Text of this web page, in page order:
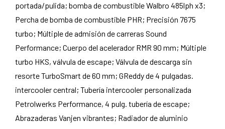
portada/pulida; bomba de combustible Walbro 485lph x3;
Percha de bomba de combustible PHR; Precisión 7675
turbo; Múltiple de admisión de carreras Sound
Performance; Cuerpo del acelerador RMR 90 mm; Múltiple
turbo HKS, válvula de escape; Válvula de descarga sin
resorte TurboSmart de 60 mm; GReddy de 4 pulgadas.
intercooler central; Tubería intercooler personalizada
Petrolwerks Performance, 4 pulg. tubería de escape;
Abrazaderas Vanjen vibrantes; Radiador de aluminio